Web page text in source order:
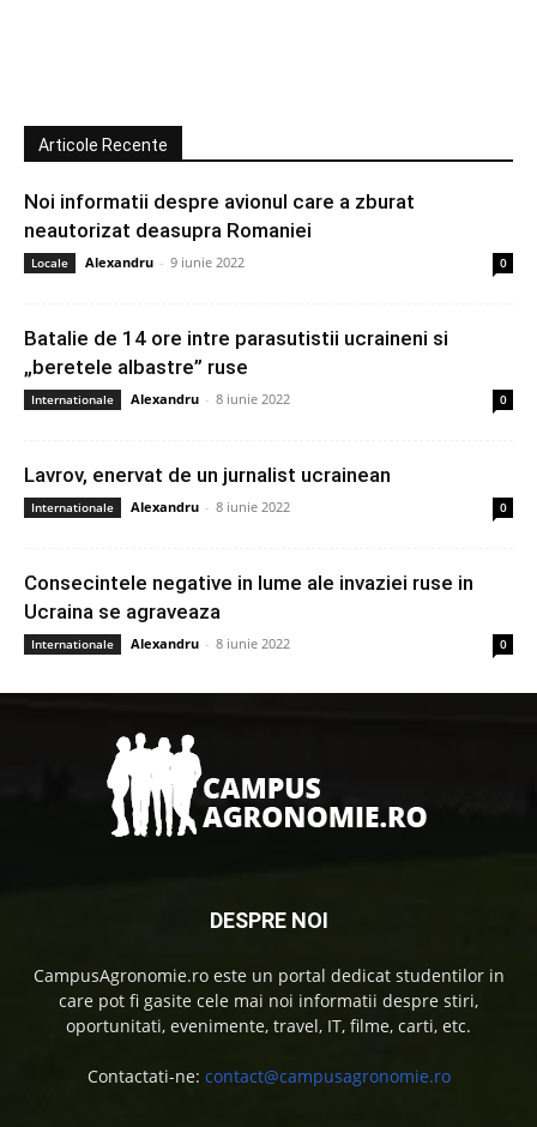
Articole Recente
Noi informatii despre avionul care a zburat
neautorizat deasupra Romaniei
Locale Alexandru - 9 iunie 2022 0
Batalie de 14 ore intre parasutistii ucraineni si
„beretele albastre” ruse
Internationale Alexandru - 8 iunie 2022 0
Lavrov, enervat de un jurnalist ucrainean
Internationale Alexandru - 8 iunie 2022 0
Consecintele negative in lume ale invaziei ruse in
Ucraina se agraveaza
Internationale Alexandru - 8 iunie 2022 0
DESPRE NOI
CampusAgronomie.ro este un portal dedicat studentilor in
care pot fi gasite cele mai noi informatii despre stiri,
oportunitati, evenimente, travel, IT, filme, carti, etc.
Contactati-ne: contact@campusagronomie.ro